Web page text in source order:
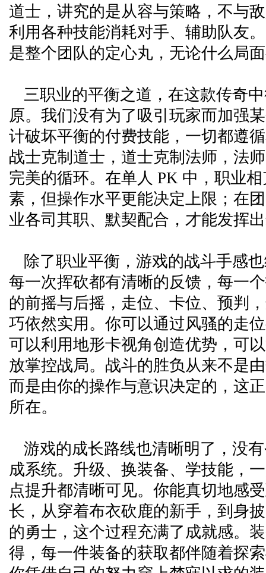
道士，讲究的是从容与策略，不与
利用各种技能消耗对手、辅助队友
是整个团队的定心丸，无论什么局
三职业的平衡之道，在这款传奇
原。我们没有为了吸引玩家而加强
计破坏平衡的付费技能，一切都遵
战士克制道士，道士克制法师，法
完美的循环。在单人 PK 中，职业
素，但操作水平更能决定上限；在
业各司其职、默契配合，才能发挥
除了职业平衡，游戏的战斗手感
每一次挥砍都有清晰的反馈，每一
的前摇与后摇，走位、卡位、预判
巧依然实用。你可以通过风骚的走
可以利用地形卡视角创造优势，可
放掌控战局。战斗的胜负从来不是
而是由你的操作与意识决定的，这
所在。
游戏的成长路线也清晰明了，没
成系统。升级、换装备、学技能，
点提升都清晰可见。你能真切地感
长，从穿着布衣砍鹿的新手，到身
的勇士，这个过程充满了成就感。
得，每一件装备的获取都伴随着探